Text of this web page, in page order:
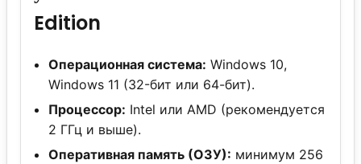
Edition
Операционная система: Windows 10,
Windows 11 (32-бит или 64-бит).
Процессор: Intel или AMD (рекомендуется
2 ГГц и выше).
Оперативная память (ОЗУ): минимум 256